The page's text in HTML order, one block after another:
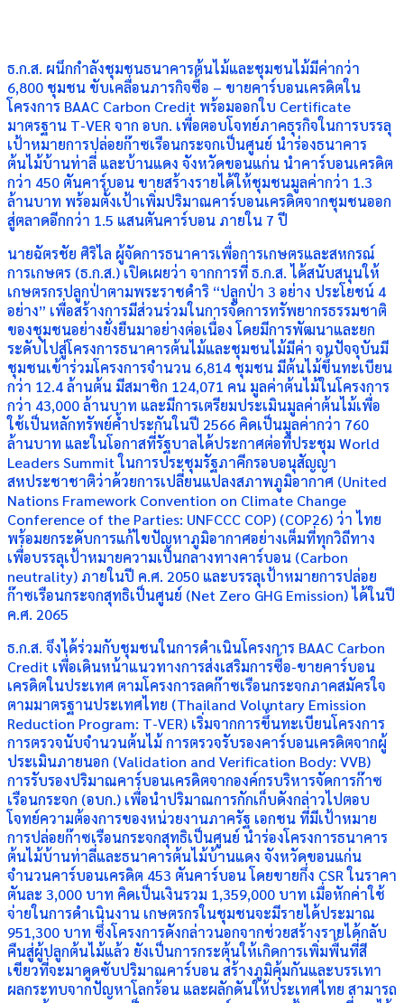
ธ.ก.ส. ผนึกกำลังชุมชนธนาคารต้นไม้และชุมชนไม้มีค่ากว่า
6,800 ชุมชน ขับเคลื่อนภารกิจซื้อ – ขายคาร์บอนเครดิตใน
โครงการ BAAC Carbon Credit พร้อมออกใบ Certificate
มาตรฐาน T-VER จาก อบก. เพื่อตอบโจทย์ภาคธุรกิจในการบรรลุ
เป้าหมายการปล่อยก๊าซเรือนกระจกเป็นศูนย์ นำร่องธนาคาร
ต้นไม้บ้านท่าลี่ และบ้านแดง จังหวัดขอนแก่น นำคาร์บอนเครดิต
กว่า 450 ตันคาร์บอน ขายสร้างรายได้ให้ชุมชนมูลค่ากว่า 1.3
ล้านบาท พร้อมตั้งเป้าเพิ่มปริมาณคาร์บอนเครดิตจากชุมชนออก
สู่ตลาดอีกกว่า 1.5 แสนตันคาร์บอน ภายใน 7 ปี
นายฉัตรชัย ศิริไล ผู้จัดการธนาคารเพื่อการเกษตรและสหกรณ์
การเกษตร (ธ.ก.ส.) เปิดเผยว่า จากการที่ ธ.ก.ส. ได้สนับสนุนให้
เกษตรกรปลูกป่าตามพระราชดำริ “ปลูกป่า 3 อย่าง ประโยชน์ 4
อย่าง” เพื่อสร้างการมีส่วนร่วมในการจัดการทรัพยากรธรรมชาติ
ของชุมชนอย่างยั่งยืนมาอย่างต่อเนื่อง โดยมีการพัฒนาและยก
ระดับไปสู่โครงการธนาคารต้นไม้และชุมชนไม้มีค่า จนปัจจุบันมี
ชุมชนเข้าร่วมโครงการจำนวน 6,814 ชุมชน มีต้นไม้ขึ้นทะเบียน
กว่า 12.4 ล้านต้น มีสมาชิก 124,071 คน มูลค่าต้นไม้ในโครงการ
กว่า 43,000 ล้านบาท และมีการเตรียมประเมินมูลค่าต้นไม้เพื่อ
ใช้เป็นหลักทรัพย์ค้ำประกันในปี 2566 คิดเป็นมูลค่ากว่า 760
ล้านบาท และในโอกาสที่รัฐบาลได้ประกาศต่อที่ประชุม World
Leaders Summit ในการประชุมรัฐภาคีกรอบอนุสัญญา
สหประชาชาติว่าด้วยการเปลี่ยนแปลงสภาพภูมิอากาศ (United
Nations Framework Convention on Climate Change
Conference of the Parties: UNFCCC COP) (COP26) ว่า ไทย
พร้อมยกระดับการแก้ไขปัญหาภูมิอากาศอย่างเต็มที่ทุกวิถีทาง
เพื่อบรรลุเป้าหมายความเป็นกลางทางคาร์บอน (Carbon
neutrality) ภายในปี ค.ศ. 2050 และบรรลุเป้าหมายการปล่อย
ก๊าซเรือนกระจกสุทธิเป็นศูนย์ (Net Zero GHG Emission) ได้ในปี
ค.ศ. 2065
ธ.ก.ส. จึงได้ร่วมกับชุมชนในการดำเนินโครงการ BAAC Carbon
Credit เพื่อเดินหน้าแนวทางการส่งเสริมการซื้อ-ขายคาร์บอน
เครดิตในประเทศ ตามโครงการลดก๊าซเรือนกระจกภาคสมัครใจ
ตามมาตรฐานประเทศไทย (Thailand Voluntary Emission
Reduction Program: T-VER) เริ่มจากการขึ้นทะเบียนโครงการ
การตรวจนับจำนวนต้นไม้ การตรวจรับรองคาร์บอนเครดิตจากผู้
ประเมินภายนอก (Validation and Verification Body: VVB)
การรับรองปริมาณคาร์บอนเครดิตจากองค์กรบริหารจัดการก๊าซ
เรือนกระจก (อบก.) เพื่อนำปริมาณการกักเก็บดังกล่าวไปตอบ
โจทย์ความต้องการของหน่วยงานภาครัฐ เอกชน ที่มีเป้าหมาย
การปล่อยก๊าซเรือนกระจกสุทธิเป็นศูนย์ นำร่องโครงการธนาคาร
ต้นไม้บ้านท่าลี่และธนาคารต้นไม้บ้านแดง จังหวัดขอนแก่น
จำนวนคาร์บอนเครดิต 453 ตันคาร์บอน โดยขายกึ่ง CSR ในราคา
ตันละ 3,000 บาท คิดเป็นเงินรวม 1,359,000 บาท เมื่อหักค่าใช้
จ่ายในการดำเนินงาน เกษตรกรในชุมชนจะมีรายได้ประมาณ
951,300 บาท ซึ่งโครงการดังกล่าวนอกจากช่วยสร้างรายได้กลับ
คืนสู่ผู้ปลูกต้นไม้แล้ว ยังเป็นการกระตุ้นให้เกิดการเพิ่มพื้นที่สี
เขียวที่จะมาดูดซับปริมาณคาร์บอน สร้างภูมิคุ้มกันและบรรเทา
ผลกระทบจากปัญหาโลกร้อน และผลักดันให้ประเทศไทย สามารถ